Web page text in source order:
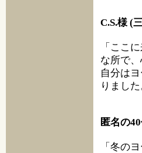
C.S.様 (
「ここ
な所で、
自分は
りました
匿名の
「冬の